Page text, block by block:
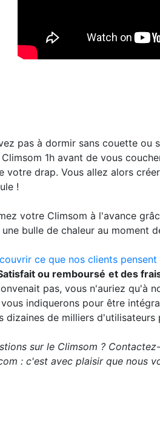
pas à dormir sans couette ou
1h avant de vous
votre drap. Vous allez alors
!
votre Climsom à l'avance
bulle de chaleur au moment
ce que nos clients
ou remboursé et des
pas, vous n'auriez qu'à
indiquerons pour être
dizaines de milliers d'utilisateurs
sur le Climsom ?
: c'est avec plaisir que nous